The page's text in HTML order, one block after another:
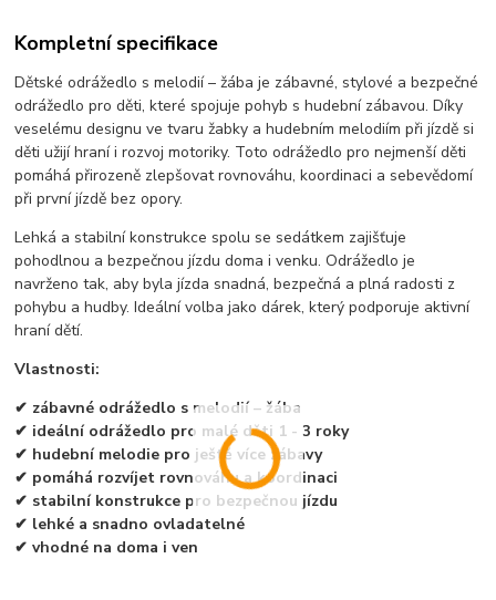
Kompletní specifikace
Dětské odrážedlo s melodií – žába je zábavné, stylové a bezpečné
odrážedlo pro děti, které spojuje pohyb s hudební zábavou. Díky
veselému designu ve tvaru žabky a hudebním melodiím při jízdě si
děti užijí hraní i rozvoj motoriky. Toto odrážedlo pro nejmenší děti
pomáhá přirozeně zlepšovat rovnováhu, koordinaci a sebevědomí
při první jízdě bez opory.
Lehká a stabilní konstrukce spolu se sedátkem zajišťuje
pohodlnou a bezpečnou jízdu doma i venku. Odrážedlo je
navrženo tak, aby byla jízda snadná, bezpečná a plná radosti z
pohybu a hudby. Ideální volba jako dárek, který podporuje aktivní
hraní dětí.
Vlastnosti:
✔ zábavné odrážedlo s melodií – žába
✔ ideální odrážedlo pro malé děti 1 - 3 roky
✔ hudební melodie pro ještě více zábavy
✔ pomáhá rozvíjet rovnováhu a koordinaci
✔ stabilní konstrukce pro bezpečnou jízdu
✔ lehké a snadno ovladatelné
✔ vhodné na doma i ven